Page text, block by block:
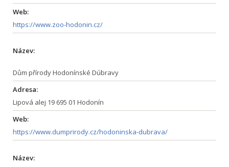
Web:
https://www.zoo-hodonin.cz/
Název:
Dům přírody Hodonínské Dúbravy
Adresa:
Lipová alej 19 695 01 Hodonín
Web:
https://www.dumprirody.cz/hodoninska-dubrava/
Název: